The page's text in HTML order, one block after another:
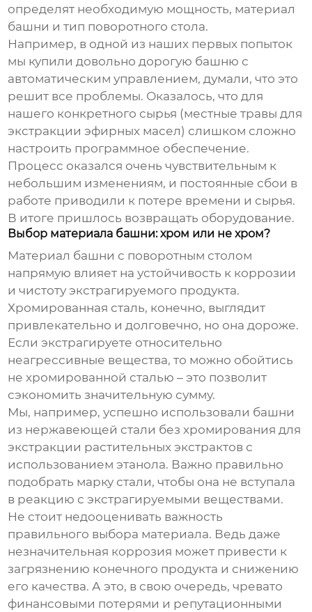
определят необходимую мощность, материал
башни и тип поворотного стола.
Например, в одной из наших первых попыток
мы купили довольно дорогую башню с
автоматическим управлением, думали, что это
решит все проблемы. Оказалось, что для
нашего конкретного сырья (местные травы для
экстракции эфирных масел) слишком сложно
настроить программное обеспечение.
Процесс оказался очень чувствительным к
небольшим изменениям, и постоянные сбои в
работе приводили к потере времени и сырья.
В итоге пришлось возвращать оборудование.
Выбор материала башни: хром или не хром?
Материал башни с поворотным столом
напрямую влияет на устойчивость к коррозии
и чистоту экстрагируемого продукта.
Хромированная сталь, конечно, выглядит
привлекательно и долговечно, но она дороже.
Если экстрагируете относительно
неагрессивные вещества, то можно обойтись
не хромированной сталью – это позволит
сэкономить значительную сумму.
Мы, например, успешно использовали башни
из нержавеющей стали без хромирования для
экстракции растительных экстрактов с
использованием этанола. Важно правильно
подобрать марку стали, чтобы она не вступала
в реакцию с экстрагируемыми веществами.
Не стоит недооценивать важность
правильного выбора материала. Ведь даже
незначительная коррозия может привести к
загрязнению конечного продукта и снижению
его качества. А это, в свою очередь, чревато
финансовыми потерями и репутационными